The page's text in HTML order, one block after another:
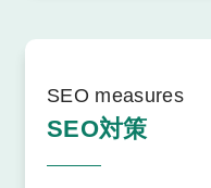
SEO measures
SEO対策